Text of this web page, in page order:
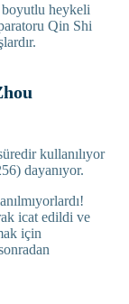
heykeli
Qin Shi
kullanılıyor
dayanıyor.
icat edildi ve
için